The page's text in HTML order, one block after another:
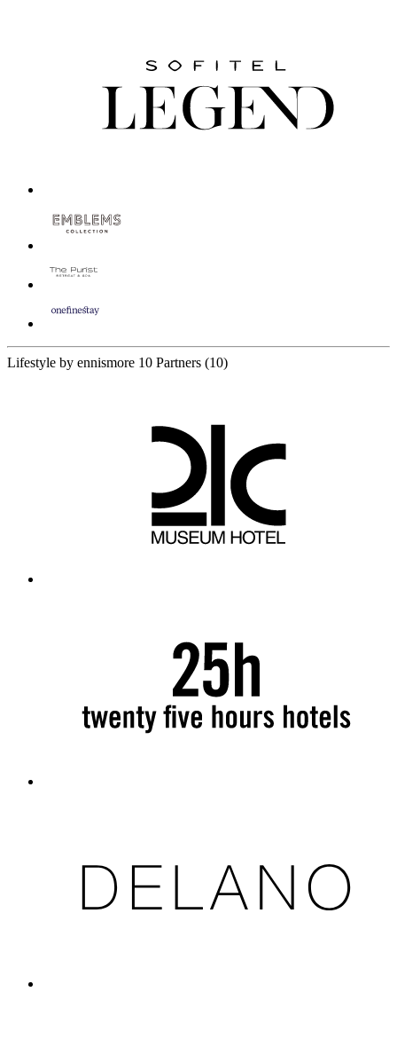
Lifestyle by ennismore 10 Partners (10)